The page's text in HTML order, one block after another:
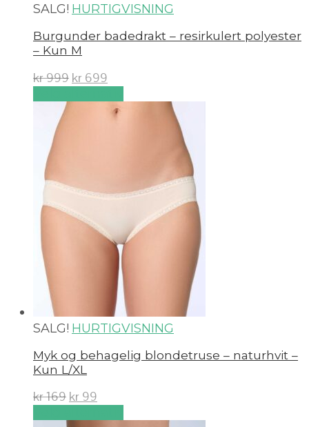
SALG! HURTIGVISNING
Burgunder badedrakt – resirkulert polyester
– Kun M
kr999 kr 699
SALG! HURTIGVISNING
Myk og behagelig blondetruse – naturhvit –
Kun L/XL
kr169 kr 99